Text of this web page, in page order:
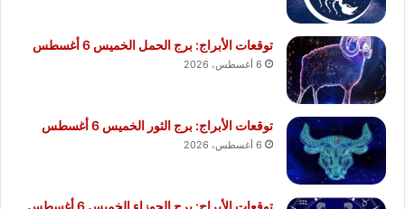
توقعات الأبراج: برج الحمل الخميس 6 أغسطس
6 أغسطس، 2026
توقعات الأبراج: برج الثور الخميس 6 أغسطس
6 أغسطس، 2026
توقعات الأبراج: برج الجوزاء الخميس 6 أغسطس